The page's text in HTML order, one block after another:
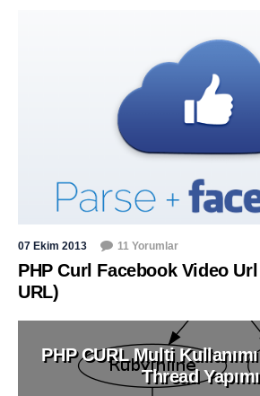
07 Ekim 2013 11 Yorumlar
PHP Curl Facebook Video
URL)
PHP CURL Multi
Thread Yapımı